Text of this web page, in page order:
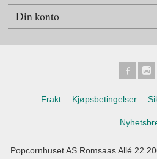
Din konto
Frakt Kjøpsbetingelser
Popcornhuset AS Romsaas Allé 22